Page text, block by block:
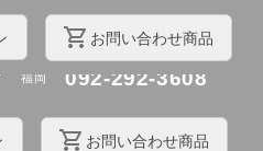
埼玉 048-700-3026
050-6860-3368
福岡 092-292-3608
お問い合わせ商品
お問い合わせ商品